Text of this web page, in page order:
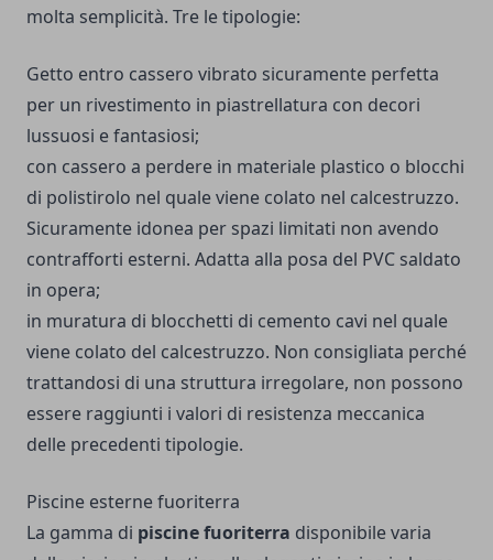
molta semplicità. Tre le tipologie:
Getto entro cassero vibrato sicuramente perfetta
per un rivestimento in piastrellatura con decori
lussuosi e fantasiosi;
con cassero a perdere in materiale plastico o blocchi
di polistirolo nel quale viene colato nel calcestruzzo.
Sicuramente idonea per spazi limitati non avendo
contrafforti esterni. Adatta alla posa del PVC saldato
in opera;
in muratura di blocchetti di cemento cavi nel quale
viene colato del calcestruzzo. Non consigliata perché
trattandosi di una struttura irregolare, non possono
essere raggiunti i valori di resistenza meccanica
delle precedenti tipologie.
Piscine esterne fuoriterra
La gamma di piscine fuoriterra disponibile varia